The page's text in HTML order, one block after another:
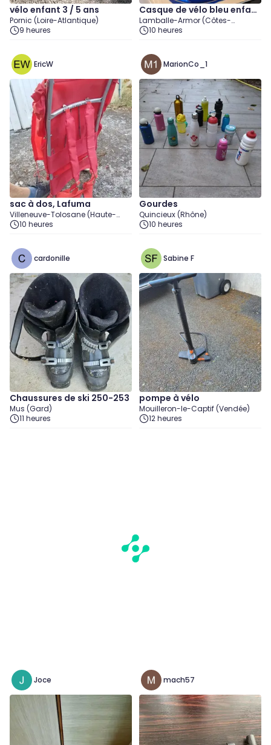
vélo enfant 3 / 5 ans
Pornic (Loire-Atlantique)
9 heures
Casque de vélo bleu enfant
Décathlon 48-52cm XS
Lamballe-Armor (Côtes-
d'Armor)
10 heures
EricW
sac à dos, Lafuma
Villeneuve-Tolosane (Haute-
Garonne)
10 heures
MarionCo_1
Gourdes
Quincieux (Rhône)
10 heures
cardonille
Chaussures de ski 250-253
Mus (Gard)
11 heures
Sabine F
pompe à vélo
Mouilleron-le-Captif (Vendée)
12 heures
Joce mach57